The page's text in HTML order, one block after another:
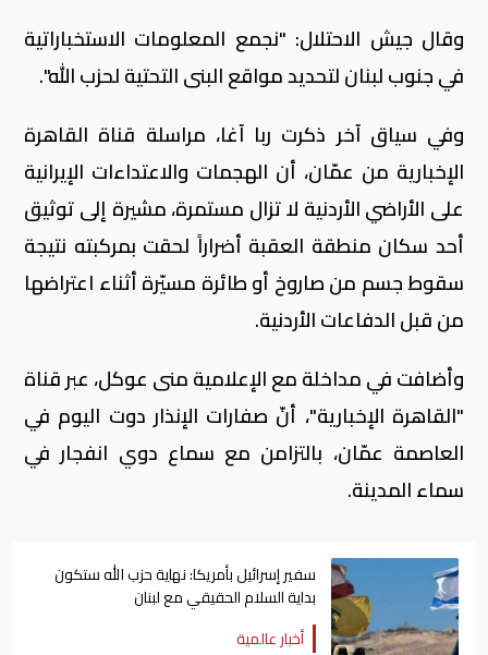
وقال جيش الاحتلال: "نجمع المعلومات الاستخباراتية
في جنوب لبنان لتحديد مواقع البنى التحتية لحزب الله".
وفي سياق آخر ذكرت ربا آغا، مراسلة قناة القاهرة
الإخبارية من عمّان، أن الهجمات والاعتداءات الإيرانية
على الأراضي الأردنية لا تزال مستمرة، مشيرة إلى توثيق
أحد سكان منطقة العقبة أضراراً لحقت بمركبته نتيجة
سقوط جسم من صاروخ أو طائرة مسيّرة أثناء اعتراضها
من قبل الدفاعات الأردنية.
وأضافت في مداخلة مع الإعلامية منى عوكل، عبر قناة
"القاهرة الإخبارية"، أنّ صفارات الإنذار دوت اليوم في
العاصمة عمّان، بالتزامن مع سماع دوي انفجار في
سماء المدينة.
سفير إسرائيل بأمريكا: نهاية حزب الله ستكون
بداية السلام الحقيقي مع لبنان
أخبار عالمية